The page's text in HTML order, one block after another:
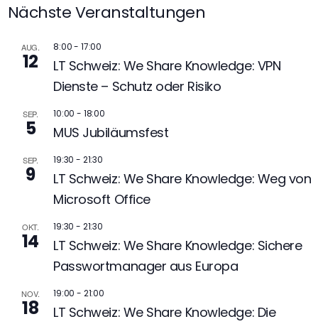
Nächste Veranstaltungen
AUG.
12
8:00- 17:00
LT Schweiz: We Share Knowledge: VPN
Dienste – Schutz oder Risiko
SEP.
5
10:00 - 18:00
MUS Jubiläumsfest
SEP.
9
19:30 - 21:30
LT Schweiz: We Share Knowledge: Weg von
Microsoft Office
OKT.
14
19:30 - 21:30
LT Schweiz: We Share Knowledge: Sichere
Passwortmanager aus Europa
NOV.
18
19:00 - 21:00
LT Schweiz: We Share Knowledge: Die